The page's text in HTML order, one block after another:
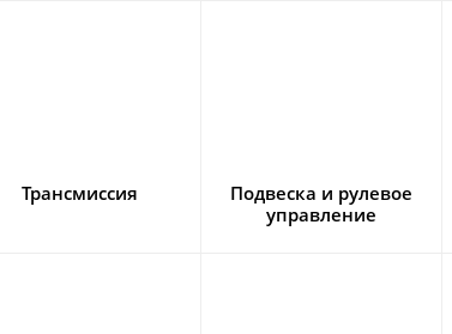
Трансмиссия
Подвеска и рулевое
управление